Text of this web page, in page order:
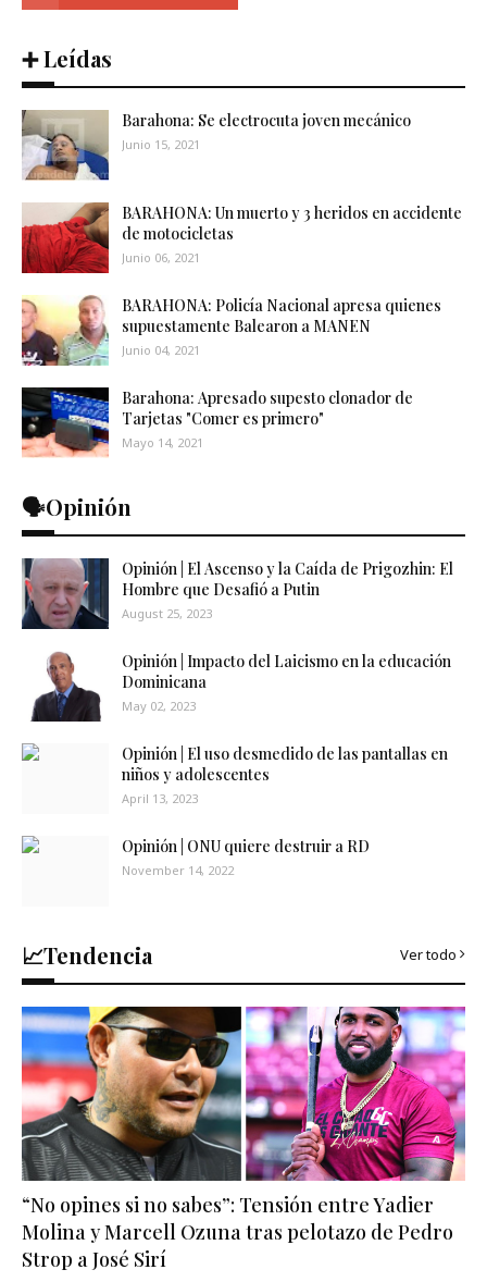
➕ Leídas
Barahona: Se electrocuta joven mecánico
Junio 15, 2021
BARAHONA: Un muerto y 3 heridos en accidente
de motocicletas
Junio 06, 2021
BARAHONA: Policía Nacional apresa quienes
supuestamente Balearon a MANEN
Junio 04, 2021
Barahona: Apresado supesto clonador de
Tarjetas "Comer es primero"
Mayo 14, 2021
🗣️Opinión
Opinión | El Ascenso y la Caída de Prigozhin: El
Hombre que Desafió a Putin
August 25, 2023
Opinión | Impacto del Laicismo en la educación
Dominicana
May 02, 2023
Opinión | El uso desmedido de las pantallas en
niños y adolescentes
April 13, 2023
Opinión | ONU quiere destruir a RD
November 14, 2022
📈Tendencia Ver todo
“No opines si no sabes”: Tensión entre Yadier
Molina y Marcell Ozuna tras pelotazo de Pedro
Strop a José Sirí